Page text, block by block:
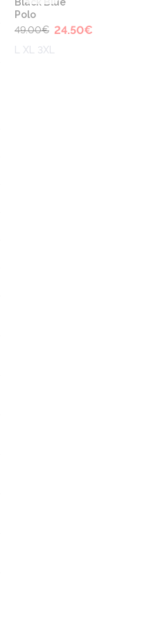
Polo
49.00€ 24.50€
L XL 3XL